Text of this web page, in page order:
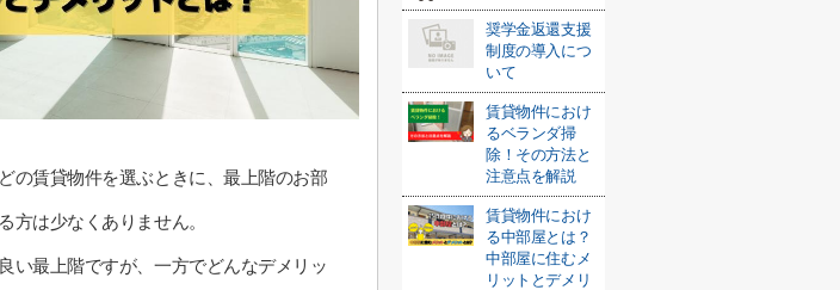
の賃貸物件を選ぶときに、最上階のお部
方は少なくありません。
い最上階ですが、一方でどんなデメリッ
奨学金返還支援
制度の導入につ
いて
賃貸物件におけ
るベランダ掃
除！その方法と
注意点を解説
賃貸物件におけ
る中部屋とは？
中部屋に住むメ
リットとデメリ